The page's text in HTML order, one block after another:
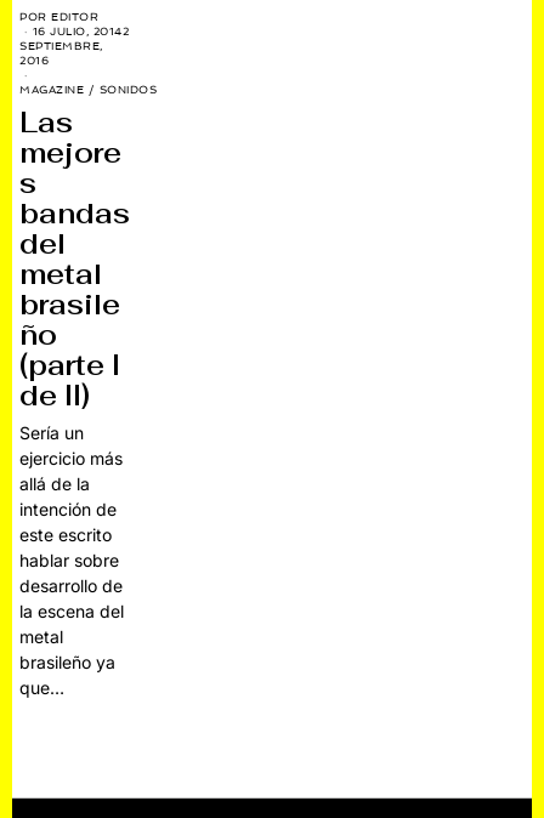
POREDITOR
16 JULIO, 20142
SEPTIEMBRE,
2016
MAGAZINE / SONIDOS
Las
mejore
s
bandas
del
metal
brasile
ño
(parte I
de II)
Sería un
ejercicio más
allá de la
intención de
este escrito
hablar sobre
desarrollo de
la escena del
metal
brasileño ya
que…